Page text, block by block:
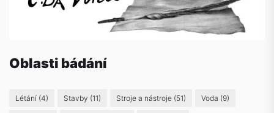
Oblasti bádání
Létání (4) Stavby (11) Stroje a nástroje (51) Voda (9)